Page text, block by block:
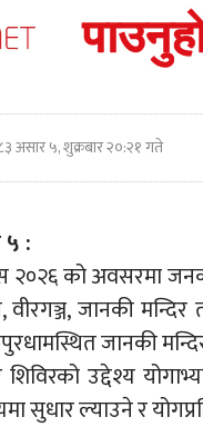
असार ५, शुक्रबार २०:२१ गते
:
२०२६ को अवसरमा
वीरगञ्ज, जानकी
जानकी मन्दिर
उद्देश्य
सुधार ल्याउने र